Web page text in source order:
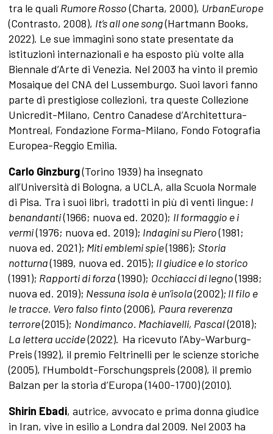
tra le quali Rumore Rosso(Charta, 2000), UrbanEurope
(Contrasto, 2008), It’s all one song(Hartmann Books,
2022). Le sue immagini sono state presentate da
istituzioni internazionali e ha esposto più volte alla
Biennale d’Arte di Venezia. Nel 2003 ha vinto il premio
Mosaique del CNA del Lussemburgo. Suoi lavori fanno
parte di prestigiose collezioni, tra queste Collezione
Unicredit-Milano, Centro Canadese d’Architettura-
Montreal, Fondazione Forma-Milano, Fondo Fotografia
Europea-Reggio Emilia.
Carlo Ginzburg(Torino 1939) ha insegnato
all’Università di Bologna, a UCLA, alla Scuola Normale
di Pisa. Tra i suoi libri, tradotti in più di venti lingue: I
benandanti(1966; nuova ed. 2020); Il formaggio e i
vermi(1976; nuova ed. 2019); Indagini su Piero(1981;
nuova ed. 2021); Miti emblemi spie(1986); Storia
notturna(1989, nuova ed. 2015); Il giudice e lo storico
(1991); Rapporti di forza(1990); Occhiacci di legno(1998;
nuova ed. 2019); Nessuna isola è un’isola(2002); Il filo e
le tracce. Vero falso finto(2006), Paura reverenza
terrore(2015); Nondimanco. Machiavelli, Pascal(2018);
La lettera uccide(2022). Ha ricevuto l’Aby-Warburg-
Preis (1992), il premio Feltrinelli per le scienze storiche
(2005), l’Humboldt-Forschungspreis (2008), il premio
Balzan per la storia d’Europa (1400-1700) (2010).
Shirin Ebadi, autrice, avvocato e prima donna giudice
in Iran, vive in esilio a Londra dal 2009. Nel 2003 ha